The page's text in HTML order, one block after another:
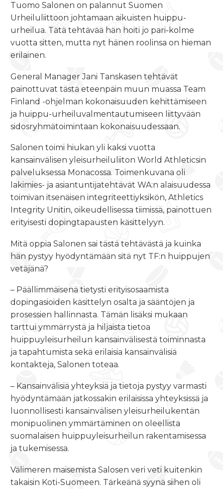
Tuomo Salonen on palannut Suomen
Urheiluliittoon johtamaan aikuisten huippu-
urheilua. Tätä tehtävää hän hoiti jo pari-kolme
vuotta sitten, mutta nyt hänen roolinsa on hieman
erilainen.
General Manager Jani Tanskasen tehtävät
painottuvat tästä eteenpäin muun muassa Team
Finland -ohjelman kokonaisuuden kehittämiseen
ja huippu-urheiluvalmentautumiseen liittyvään
sidosryhmätoimintaan kokonaisuudessaan.
Salonen toimi hiukan yli kaksi vuotta
kansainvälisen yleisurheiluliiton World Athleticsin
palveluksessa Monacossa. Toimenkuvana oli
lakimies- ja asiantuntijatehtävät WA:n alaisuudessa
toimivan itsenäisen integriteettiyksikön, Athletics
Integrity Unitin, oikeudellisessa tiimissä, painottuen
erityisesti dopingtapausten käsittelyyn.
Mitä oppia Salonen sai tästä tehtävästä ja kuinka
hän pystyy hyödyntämään sitä nyt TF:n huippujen
vetäjänä?
– Päällimmäisenä tietysti erityisosaamista
dopingasioiden käsittelyn osalta ja sääntöjen ja
prosessien hallinnasta. Tämän lisäksi mukaan
tarttui ymmärrystä ja hiljaista tietoa
huippuyleisurheilun kansainvälisestä toiminnasta
ja tapahtumista sekä erilaisia kansainvälisiä
kontakteja, Salonen toteaa.
– Kansainvälisiä yhteyksiä ja tietoja pystyy varmasti
hyödyntämään jatkossakin erilaisissa yhteyksissä ja
luonnollisesti kansainvälisen yleisurheilukentän
monipuolinen ymmärtäminen on oleellista
suomalaisen huippuyleisurheilun rakentamisessa
ja tukemisessa.
Välimeren maisemista Salosen veri veti kuitenkin
takaisin Koti-Suomeen. Tärkeänä syynä siihen oli